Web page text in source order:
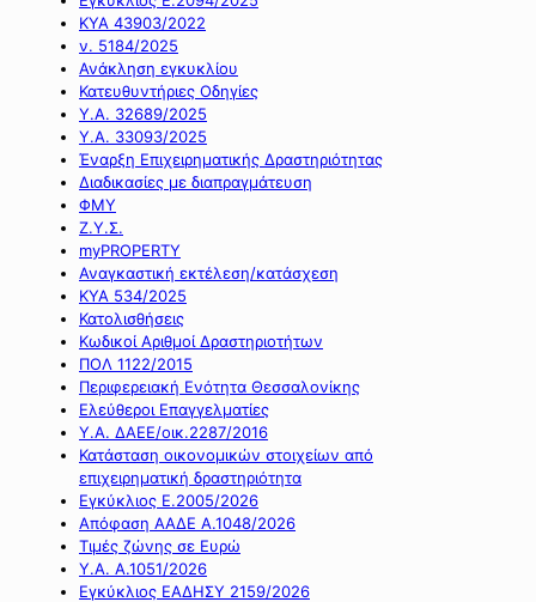
ΚΥΑ 43903/2022
ν. 5184/2025
Ανάκληση εγκυκλίου
Κατευθυντήριες Οδηγίες
Υ.Α. 32689/2025
Υ.Α. 33093/2025
Έναρξη Επιχειρηματικής Δραστηριότητας
Διαδικασίες με διαπραγμάτευση
ΦΜΥ
Ζ.Υ.Σ.
myPROPERTY
Αναγκαστική εκτέλεση/κατάσχεση
ΚΥΑ 534/2025
Κατολισθήσεις
Κωδικοί Αριθμοί Δραστηριοτήτων
ΠΟΛ 1122/2015
Περιφερειακή Ενότητα Θεσσαλονίκης
Ελεύθεροι Επαγγελματίες
Υ.Α. ΔΑΕΕ/οικ.2287/2016
Κατάσταση οικονομικών στοιχείων από
επιχειρηματική δραστηριότητα
Εγκύκλιος Ε.2005/2026
Απόφαση ΑΑΔΕ Α.1048/2026
Τιμές ζώνης σε Ευρώ
Υ.Α. Α.1051/2026
Εγκύκλιος ΕΑΔΗΣΥ 2159/2026